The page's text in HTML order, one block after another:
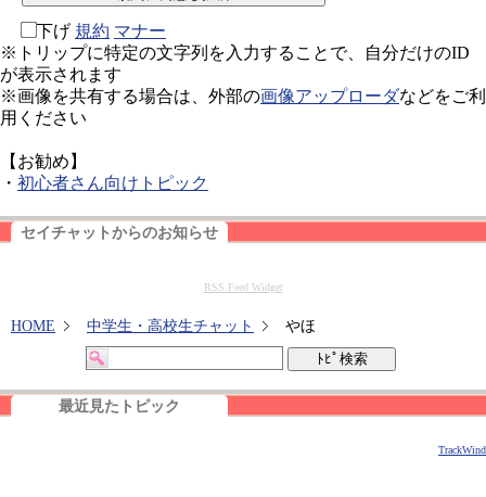
下げ 規約 マナー
※トリップに特定の文字列を入力することで、自分だけのID
が表示されます
※画像を共有する場合は、外部の画像アップローダなどをご利
用ください
【お勧め】
・ 初心者さん向けトピック
セイチャットからのお知らせ
RSS Feed Widget
HOME 中学生・高校生チャット やほ
最近見たトピック
TrackWind